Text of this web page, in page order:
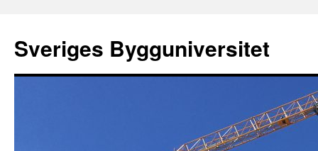
innehåll
Sveriges Bygguniversitet